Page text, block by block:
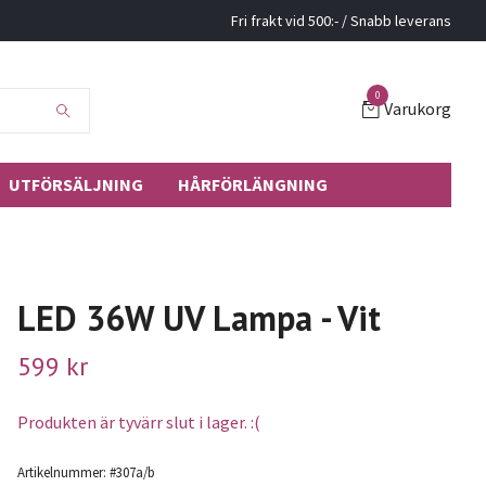
Fri frakt vid 500:- / Snabb leverans
0
Varukorg
UTFÖRSÄLJNING HÅRFÖRLÄNGNING
LED 36W UV Lampa - Vit
599 kr
Produkten är tyvärr slut i lager. :(
Artikelnummer: #307a/b